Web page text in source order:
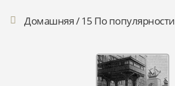
Домашняя/15 По популярности